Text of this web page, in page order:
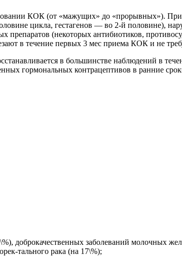
КОК (от «мажущих» до «прорывных»).
цикла, гестагенов — во 2-й половине),
(некоторых антибиотиков,
в течение первых 3 мес приема КОК и не
в большинстве наблюдений в
гормональных контрацептивов в ранние
доброкачественных заболеваний молочных
тального рака (на 17\%);